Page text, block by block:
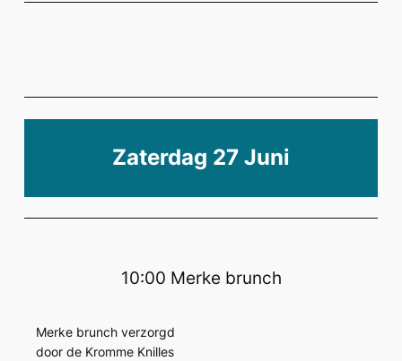
Zaterdag 27 Juni
10:00 Merke brunch
Merke brunch verzorgd
door de Kromme Knilles